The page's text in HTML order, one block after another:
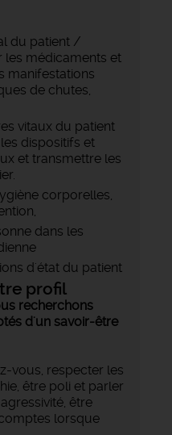
du patient /
les médicaments et
manifestations
de chutes,
vitaux du patient
dispositifs et
et transmettre les
corporelles,
dans les
d'état du patient
profil
recherchons
d'un savoir-être
vous, respecter les
être poli et parler
être
lorsque